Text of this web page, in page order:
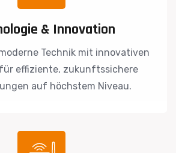
& Innovation
Technik mit innovativen
effiziente, zukunftssichere
auf höchstem Niveau.